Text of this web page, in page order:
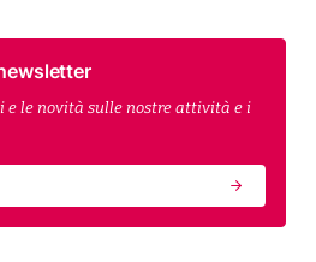
e le novità sulle nostre attività e i